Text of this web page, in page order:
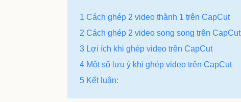
1 Cách ghép 2 video thành 1 trên CapCut
2 Cách ghép 2 video song song trên CapCut
3 Lợi ích khi ghép video trên CapCut
4 Một số lưu ý khi ghép video trên CapCut
5 Kết luận: